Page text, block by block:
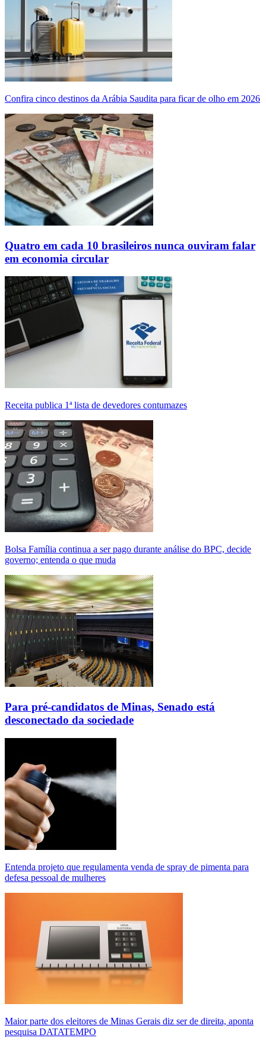
Confira cinco destinos da Arábia Saudita para ficar de olho em 2026
Quatro em cada 10 brasileiros nunca ouviram falar
em economia circular
Receita publica 1ª lista de devedores contumazes
Bolsa Família continua a ser pago durante análise do BPC, decide
governo; entenda o que muda
Para pré-candidatos de Minas, Senado está
desconectado da sociedade
Entenda projeto que regulamenta venda de spray de pimenta para
defesa pessoal de mulheres
Maior parte dos eleitores de Minas Gerais diz ser de direita, aponta
pesquisa DATATEMPO